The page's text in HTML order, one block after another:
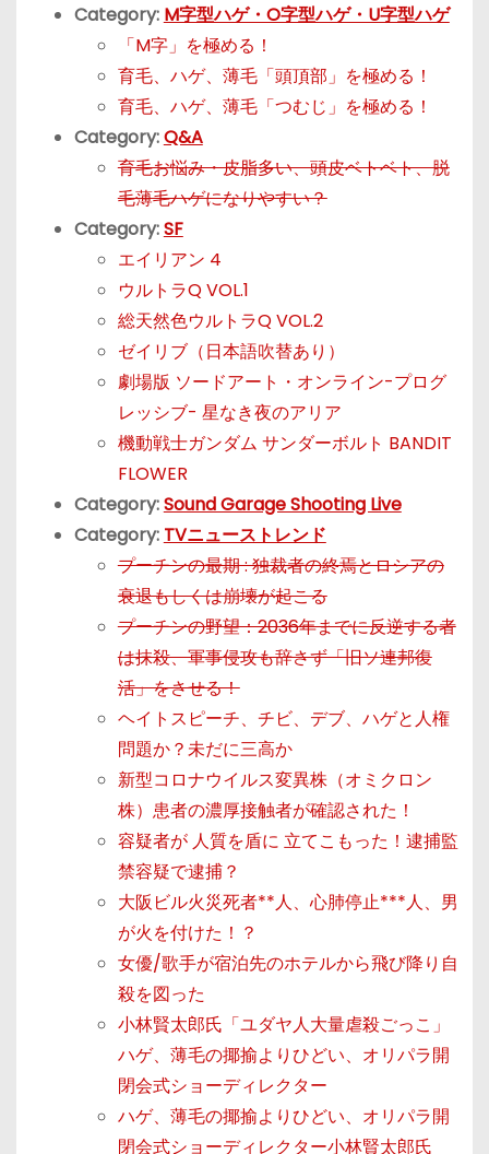
Category: M字型ハゲ・O字型ハゲ・U字型ハゲ
「M字」を極める！
育毛、ハゲ、薄毛「頭頂部」を極める！
育毛、ハゲ、薄毛「つむじ」を極める！
Category:Q&A
育毛お悩み・皮脂多い、頭皮ベトベト、脱
毛薄毛ハゲになりやすい？
Category:SF
エイリアン 4
ウルトラQ VOL.1
総天然色ウルトラQ VOL.2
ゼイリブ（日本語吹替あり）
劇場版 ソードアート・オンライン-プログ
レッシブ- 星なき夜のアリア
機動戦士ガンダム サンダーボルト BANDIT
FLOWER
Category:Sound Garage Shooting Live
Category: TVニューストレンド
プーチンの最期 : 独裁者の終焉とロシアの
衰退もしくは崩壊が起こる
プーチンの野望：2036年までに反逆する者
は抹殺、軍事侵攻も辞さず「旧ソ連邦復
活」をさせる！
ヘイトスピーチ、チビ、デブ、ハゲと人権
問題か？未だに三高か
新型コロナウイルス変異株（オミクロン
株）患者の濃厚接触者が確認された！
容疑者が 人質を盾に 立てこもった！逮捕監
禁容疑で逮捕？
大阪ビル火災死者**人、心肺停止***人、男
が火を付けた！？
女優/歌手が宿泊先のホテルから飛び降り自
殺を図った
小林賢太郎氏「ユダヤ人大量虐殺ごっこ」
ハゲ、薄毛の揶揄よりひどい、オリパラ開
閉会式ショーディレクター
ハゲ、薄毛の揶揄よりひどい、オリパラ開
閉会式ショーディレクター小林賢太郎氏